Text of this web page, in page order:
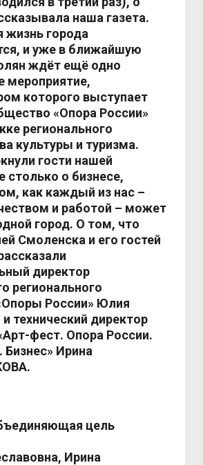
наша газета.
жизнь города
и уже в ближайшую
ждёт ещё одно
мероприятие,
которого выступает
«Опора России»
регионального
культуры и туризма.
гости нашей
столько о бизнесе,
как каждый из нас –
и работой – может
город. О том, что
Смоленска и его гостей
директор
регионального
России» Юлия
директор
фест. Опора России.
Бизнес» Ирина
цель
Ирина